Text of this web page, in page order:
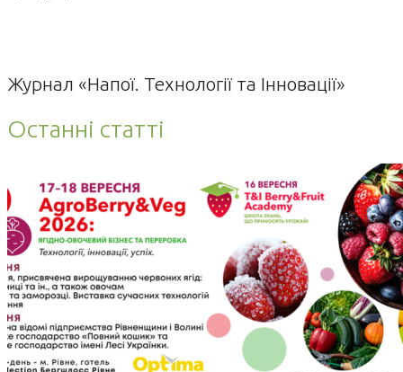
Журнал «Напої. Технології та Інновації»
Останні статті